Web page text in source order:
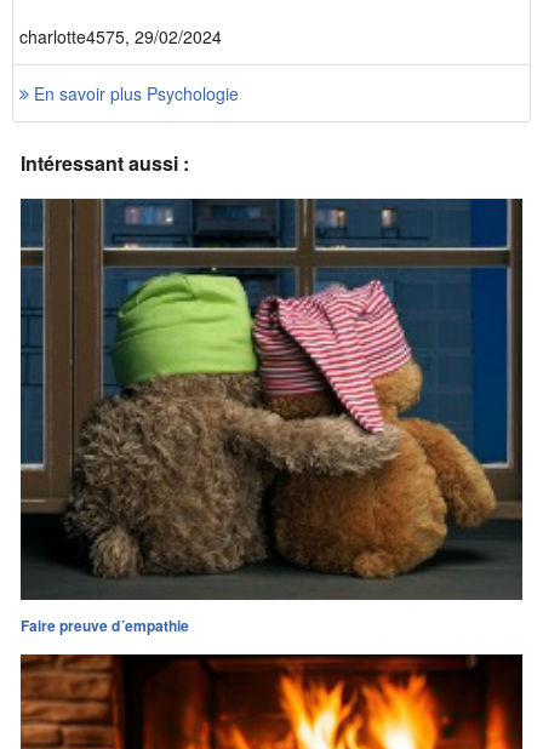
charlotte4575, 29/02/2024
En savoir plus Psychologie
Intéressant aussi :
Faire preuve d´empathie